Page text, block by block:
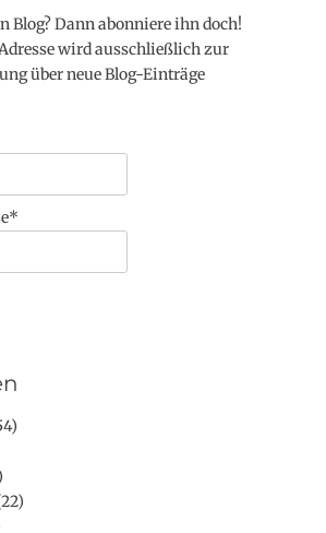
Blog? Dann abonniere ihn doch!
wird ausschließlich zur
über neue Blog-Einträge